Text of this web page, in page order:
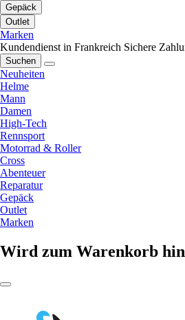
Gepäck
Outlet
Marken
Kundendienst in Frankreich Sichere
Suchen
Neuheiten
Helme
Mann
Damen
High-Tech
Rennsport
Motorrad & Roller
Cross
Abenteuer
Reparatur
Gepäck
Outlet
Marken
Wird zum Warenkorb